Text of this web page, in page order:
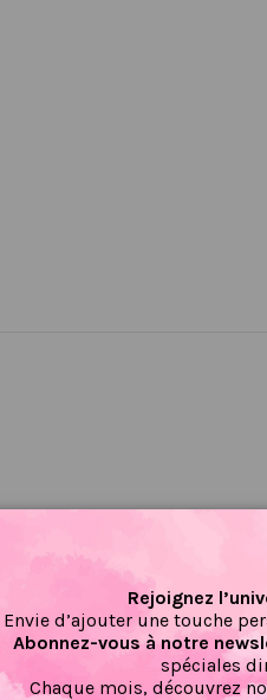
:
Rejoignez
Envie d’ajouter une touche
Abonnez-vous à notre
spéciales
Chaque mois, découvrez